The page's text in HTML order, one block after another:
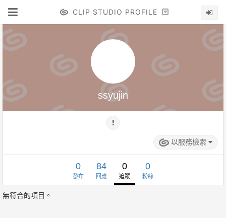
CLIP STUDIO PROFILE
ssyujin
以服務檢索
0
發布
84
回應
0
追蹤
0
粉絲
無符合的項目。